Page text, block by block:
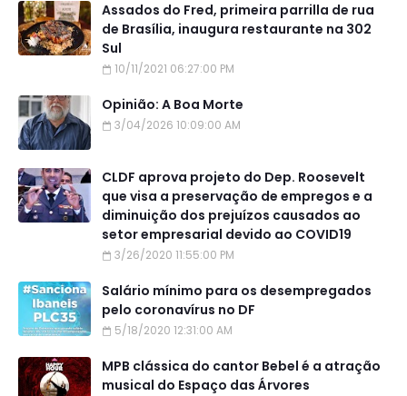
Assados do Fred, primeira parrilla de rua
de Brasília, inaugura restaurante na 302
Sul
10/11/2021 06:27:00 PM
Opinião: A Boa Morte
3/04/2026 10:09:00 AM
CLDF aprova projeto do Dep. Roosevelt
que visa a preservação de empregos e a
diminuição dos prejuízos causados ao
setor empresarial devido ao COVID19
3/26/2020 11:55:00 PM
Salário mínimo para os desempregados
pelo coronavírus no DF
5/18/2020 12:31:00 AM
MPB clássica do cantor Bebel é a atração
musical do Espaço das Árvores